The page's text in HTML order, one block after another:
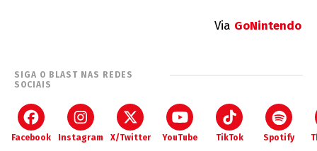
Via GoNintendo
SIGA O BLAST NAS REDES
SOCIAIS
Facebook Instagram X/Twitter YouTube TikTok Spotify